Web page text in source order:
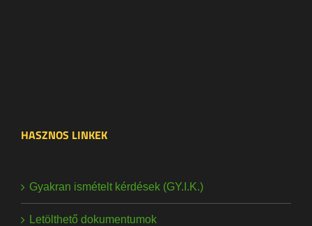
HASZNOS LINKEK
Gyakran ismételt kérdések (GY.I.K.)
Letölthető dokumentumok